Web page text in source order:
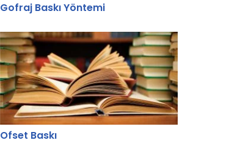
Gofraj Baskı Yöntemi
Ofset Baskı